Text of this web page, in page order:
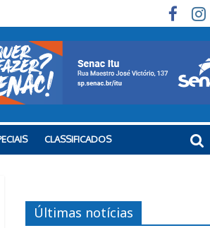
CLASSIFICADOS
Últimas notícias